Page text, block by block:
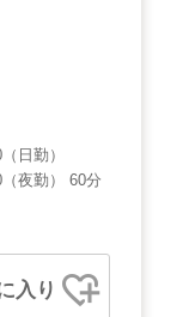
日勤）
夜勤） 60分
入り